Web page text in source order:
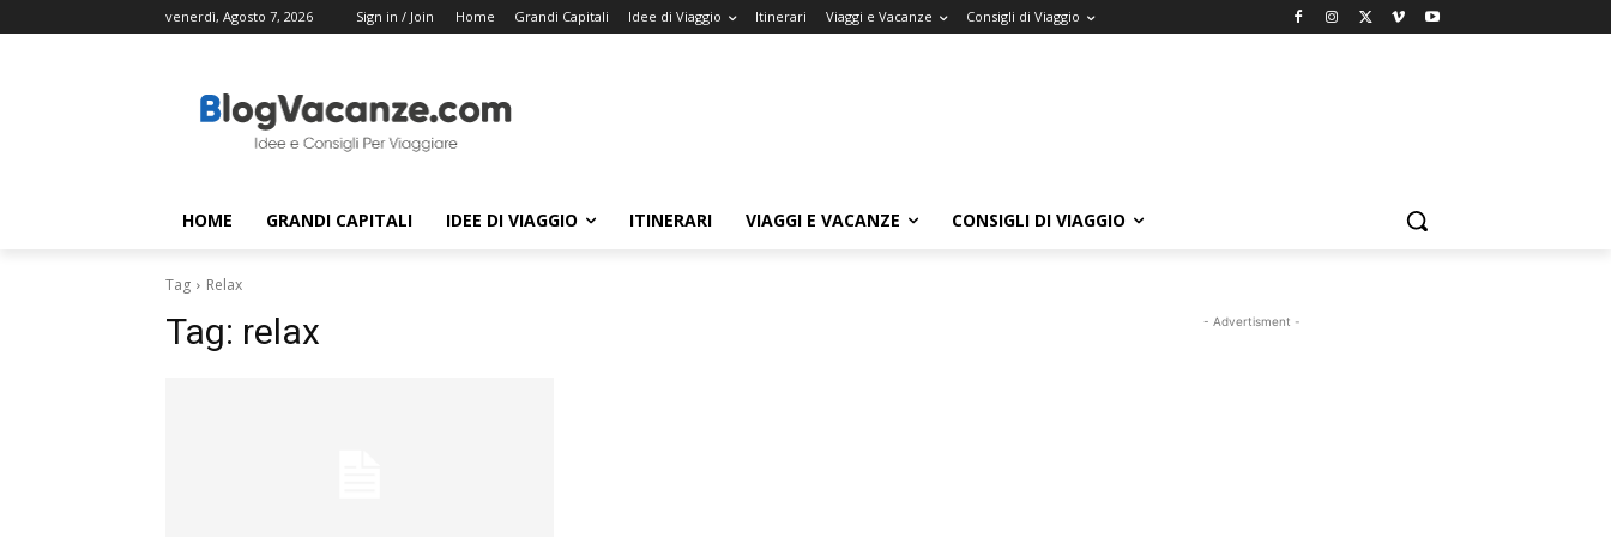
venerdì, Agosto 7, 2026 Sign in / Join Home Grandi Capitali Idee di Viaggio Itinerari Viaggi e Vacanze Consigli di Viaggio
HOME GRANDI CAPITALI IDEE DI VIAGGIO ITINERARI VIAGGI E VACANZE CONSIGLI DI VIAGGIO
Tag Relax
Tag: relax - Advertisment -